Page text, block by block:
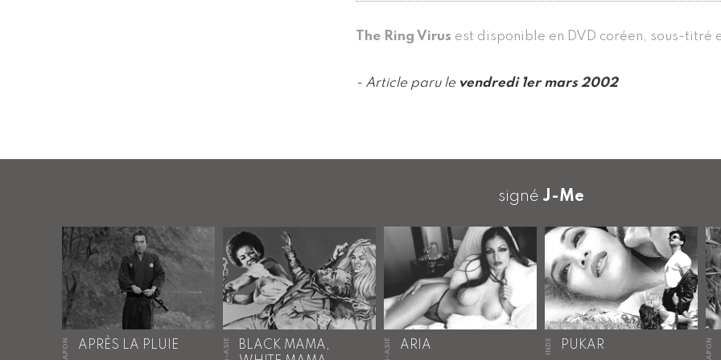
The Ring Virus est disponible en DVD coréen, sous-titré
- Article paru le vendredi 1er mars 2002
signé J-Me
JAPON APRÈS LA PLUIE
BLACK MAMA,
ARIA INDE PUKAR JAPON